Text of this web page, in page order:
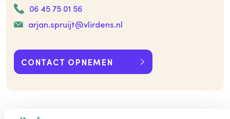
06 45 75 01 56
arjan.spruijt@vlirdens.nl
CONTACT OPNEMEN